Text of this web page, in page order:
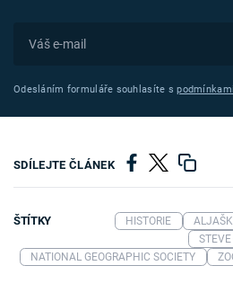
Odesláním formuláře souhlasíte s
SDÍLEJTE ČLÁNEK
ŠTÍTKY HISTORIE
NATIONAL GEOGRAPHIC SOCIETY